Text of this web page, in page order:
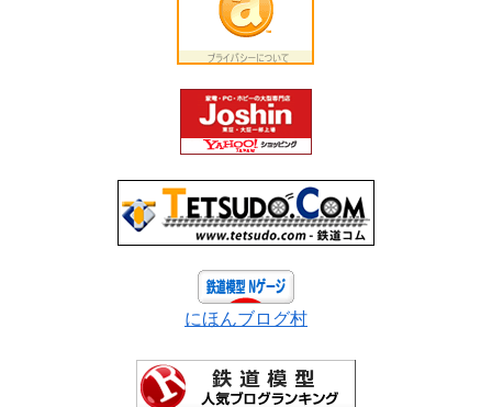
にほんブログ村